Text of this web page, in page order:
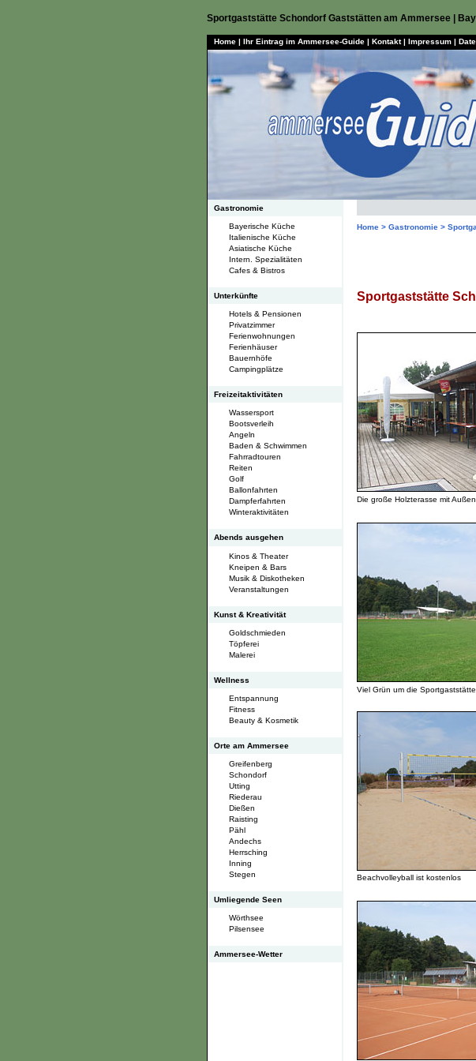
Sportgaststätte Schondorf Gaststätten am Ammersee |
Home | Ihr Eintrag im Ammersee-Guide | Kontakt| Impressum |
Gastronomie
Bayerische Küche
Italienische Küche
Asiatische Küche
Intern. Spezialitäten
Cafes & Bistros
Unterkünfte
Hotels & Pensionen
Privatzimmer
Ferienwohnungen
Ferienhäuser
Bauernhöfe
Campingplätze
Freizeitaktivitäten
Wassersport
Bootsverleih
Angeln
Baden & Schwimmen
Fahrradtouren
Reiten
Golf
Ballonfahrten
Dampferfahrten
Winteraktivitäten
Abends ausgehen
Kinos & Theater
Kneipen & Bars
Musik & Diskotheken
Veranstaltungen
Kunst & Kreativität
Goldschmieden
Töpferei
Malerei
Wellness
Entspannung
Fitness
Beauty & Kosmetik
Orte am Ammersee
Greifenberg
Schondorf
Utting
Riederau
Dießen
Raisting
Pähl
Andechs
Herrsching
Inning
Stegen
Umliegende Seen
Wörthsee
Pilsensee
Ammersee-Wetter
Home > Gastronomie >
Sportgaststätte
Die große Holzterasse mit
Viel Grün um die
Beachvolleyball ist kostenlos